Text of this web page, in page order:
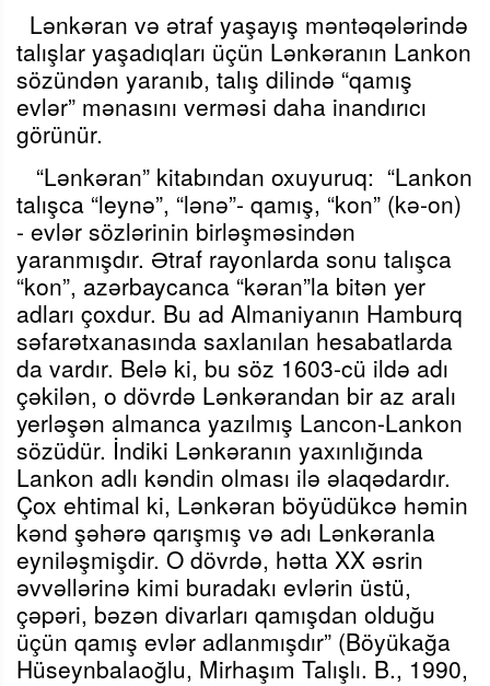
Lənkəran və ətraf yaşayış məntəqələrində
talışlar yaşadıqları üçün Lənkəranın Lankon
sözündən yaranıb, talış dilində “qamış
evlər” mənasını verməsi daha inandırıcı
görünür.
“Lənkəran” kitabından oxuyuruq: “Lankon
talışca “leynə”, “lənə”- qamış, “kon” (kə-on)
- evlər sözlərinin birləşməsindən
yaranmışdır. Ətraf rayonlarda sonu talışca
“kon”, azərbaycanca “kəran”la bitən yer
adları çoxdur. Bu ad Almaniyanın Hamburq
səfarətxanasında saxlanılan hesabatlarda
da vardır. Belə ki, bu söz 1603-cü ildə adı
çəkilən, o dövrdə Lənkərandan bir az aralı
yerləşən almanca yazılmış Lancon-Lankon
sözüdür. İndiki Lənkəranın yaxınlığında
Lankon adlı kəndin olması ilə əlaqədardır.
Çox ehtimal ki, Lənkəran böyüdükcə həmin
kənd şəhərə qarışmış və adı Lənkəranla
eyniləşmişdir. O dövrdə, hətta XX əsrin
əvvəllərinə kimi buradakı evlərin üstü,
çəpəri, bəzən divarları qamışdan olduğu
üçün qamış evlər adlanmışdır” (Böyükağa
Hüseynbalaoğlu, Mirhaşım Talışlı. B., 1990,